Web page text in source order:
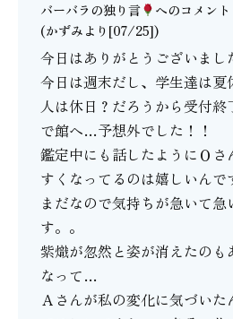
バーバラの独り言
へのコメント
(かずみより[07/25])
今日はありがとうございまし
今日は週末だし、学生達は夏
人は休日？だろうから受付
で館へ…予想外でした！！
鑑定中にも話したようにＯさ
すくなってるのは嬉しいん
まだなので気持ちが急いて
す。。
紫熾が忽然と姿が消えたのも
なって…
Ａさんが私の変化に気づいた